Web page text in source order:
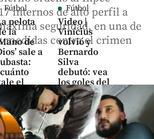
Fútbol
pelota
la
de
sale a
el
de
Fútbol
Video |
Vinícius
volvió y
Bernardo
Silva
debutó: vea
los goles del
Real
Madrid ante
Ferencvaros
share
internos de alto perfil a
seguridad, en una de
medidas contra el crimen